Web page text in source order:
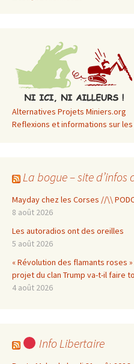
Alternatives Projets Miniers.org
Reflexions et informations sur
La bogue – site
Mayday chez les Corses //\\
8 août 2026
Les autoradios ont des oreilles
5 août 2026
« Révolution des flamants roses
projet du clan Trump va-t-il faire
4 août 2026
Info Libertaire